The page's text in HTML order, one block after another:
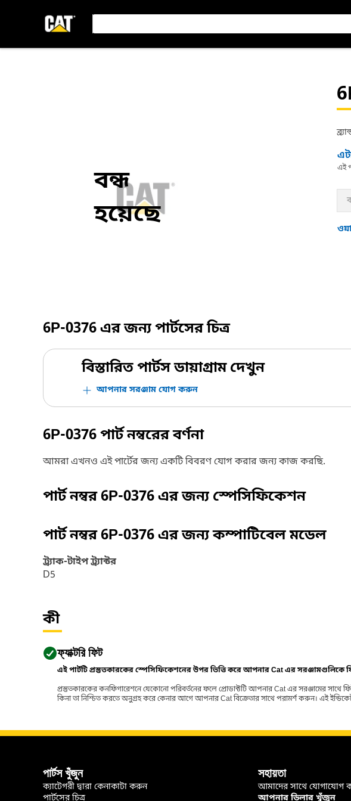
বন্ধ
হয়েছে
এই
6P-0376এর জন্য পার্টসের চিত্র
বিস্তারিত পার্টস ডায়াগ্রাম দেখুন
আপনার সরঞ্জাম যোগ করুন
6P-0376পার্ট নম্বরের বর্ণনা
আমরা এখনও এই পার্টের জন্য একটি বিবরণ যোগ করার জন্য কাজ করছি.
পার্ট নম্বর6P-0376এর জন্য স্পেসিফিকেশন
পার্ট নম্বর6P-0376এর জন্য কম্পাটিবেল মডেল
ট্র্যাক-টাইপ ট্র্যাক্টর
D5
কী
ফ্যাক্টরি ফিট
এই পার্টটি প্রস্তুতকারকের স্পেসিফিকেশনের উপর ভিত্তি করে আপনার Cat এর সরঞ্জামগুলিকে
প্রস্তুতকারকের কনফিগারেশনে যেকোনো পরিবর্তনের ফলে প্রোডাক্টটি আপনার Cat এর সরঞ্জামের
কিনা তা নিশ্চিত করতে অনুগ্রহ করে কেনার আগে আপনার Cat বিক্রেতার সাথে পরামর্শ করুন। এই
পার্টস খুঁজুন
ক্যাটেগরী দ্বারা কেনাকাটা করুন
পার্টসের চিত্র
সহায়তা
আমাদের সাথে যোগাযোগ
আপনার ডিলার খুঁজুন